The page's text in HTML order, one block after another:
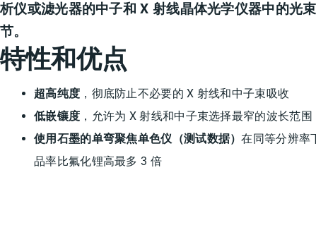
析仪或滤光器的中子和 X 射线晶体光学仪器中的光
节。
特性和优点
超高纯度 ，彻底防止不必要的 X 射线和中子束吸收
低嵌镶度 ，允许为 X 射线和中子束选择最窄的波长范围
使用石墨的单弯聚焦单色仪（测试数据）在同等分辨率
品率比氟化锂高最多 3 倍